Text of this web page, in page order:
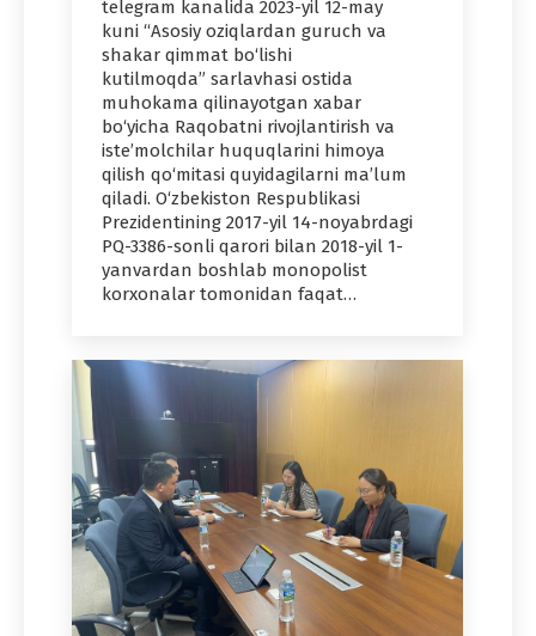
telegram kanalida 2023-yil 12-may
kuni “Asosiy oziqlardan guruch va
shakar qimmat bo‘lishi
kutilmoqda” sarlavhasi ostida
muhokama qilinayotgan xabar
bo‘yicha Raqobatni rivojlantirish va
isteʼmolchilar huquqlarini himoya
qilish qo‘mitasi quyidagilarni maʼlum
qiladi. O‘zbekiston Respublikasi
Prezidentining 2017-yil 14-noyabrdagi
PQ-3386-sonli qarori bilan 2018-yil 1-
yanvardan boshlab monopolist
korxonalar tomonidan faqat…